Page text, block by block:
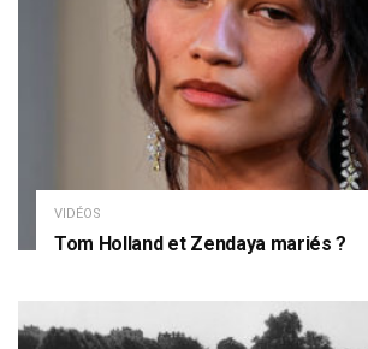
VIDÉOS
Tom Holland et Zendaya mariés ?